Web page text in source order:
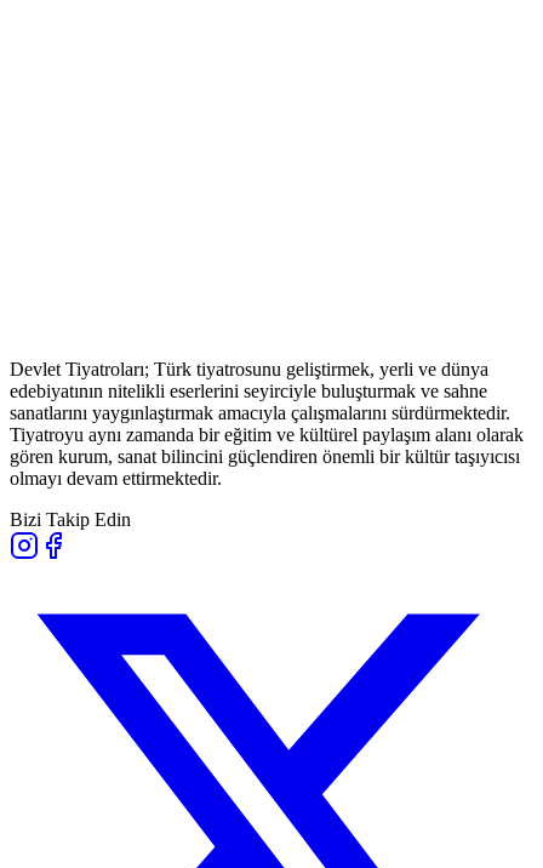
Devlet Tiyatroları; Türk tiyatrosunu geliştirmek, yerli ve dünya
edebiyatının nitelikli eserlerini seyirciyle buluşturmak ve sahne
sanatlarını yaygınlaştırmak amacıyla çalışmalarını sürdürmektedir.
Tiyatroyu aynı zamanda bir eğitim ve kültürel paylaşım alanı olarak
gören kurum, sanat bilincini güçlendiren önemli bir kültür taşıyıcısı
olmayı devam ettirmektedir.
Bizi Takip Edin